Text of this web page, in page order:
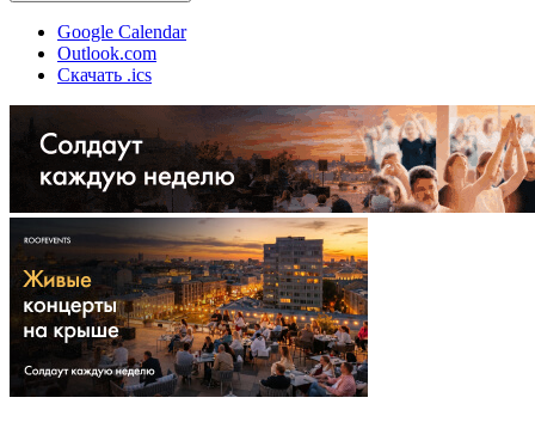
Google Calendar
Outlook.com
Скачать .ics